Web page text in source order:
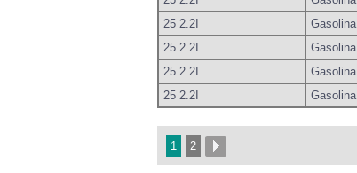
25 2.2I
Gasolina
25 2.2I
Gasolina
25 2.2I
Gasolina
25 2.2I
Gasolina
1 2